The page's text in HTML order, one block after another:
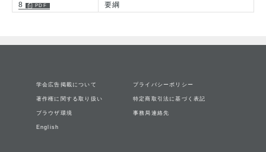
8
要綱
学会広告掲載について プライバシーポリシー
著作権に関する取り扱い 特定商取引法に基づく表記
ブラウザ環境 事務局連絡先
English